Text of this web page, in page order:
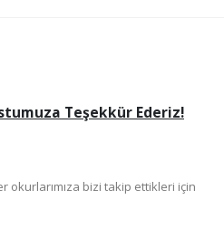
Teşekkür Ederiz!
okurlarımıza bizi takip ettikleri için